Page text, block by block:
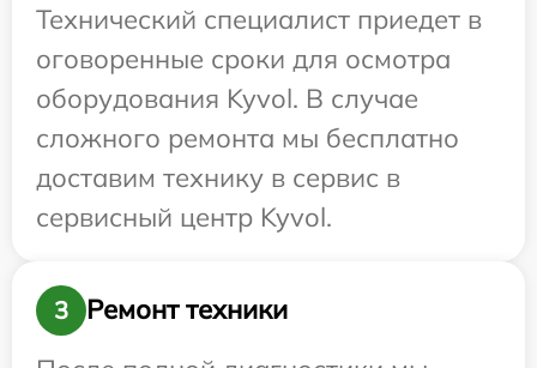
Технический специалист приедет в
оговоренные сроки для осмотра
оборудования Kyvol. В случае
сложного ремонта мы бесплатно
доставим технику в сервис в
сервисный центр Kyvol.
3
Ремонт техники